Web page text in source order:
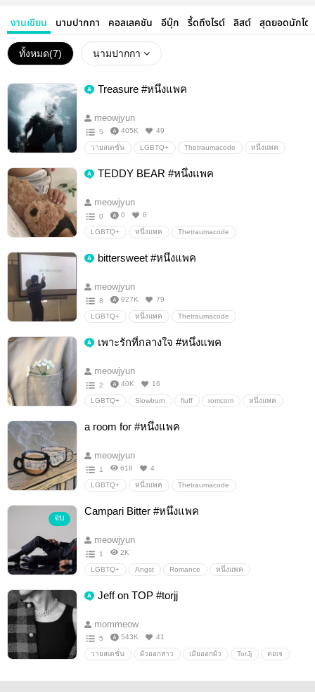
งานเขียน นามปากกา คอลเลคชัน อีบุ๊ก รี้ดถึงไรต์ ลิสต์ สุดยอดนักโด
ทั้งหมด(7) นามปากกา
Treasure #หนึ่งแพค
meowjyun
5 405K 49
วายสเตชั่น LGBTQ+ Thetraumacode หนึ่งแพค
TEDDY BEAR #หนึ่งแพค
meowjyun
0 0 6
LGBTQ+ หนึ่งแพค Thetraumacode
bittersweet #หนึ่งแพค
meowjyun
8 927K 79
LGBTQ+ หนึ่งแพค Thetraumacode
เพาะรักที่กลางใจ #หนึ่งแพค
meowjyun
2 40K 16
LGBTQ+ Slowburn fluff romcom หนึ่งแพค
a room for #หนึ่งแพค
meowjyun
1 618 4
LGBTQ+ หนึ่งแพค Thetraumacode
จบ
Campari Bitter #หนึ่งแพค
meowjyun
1 2K
LGBTQ+ Angst Romance หนึ่งแพค
Jeff on TOP #torjj
mommeow
5 543K 41
วายสเตชั่น ผัวออกสาว เมียออกผัว TorJj ต่อเจ